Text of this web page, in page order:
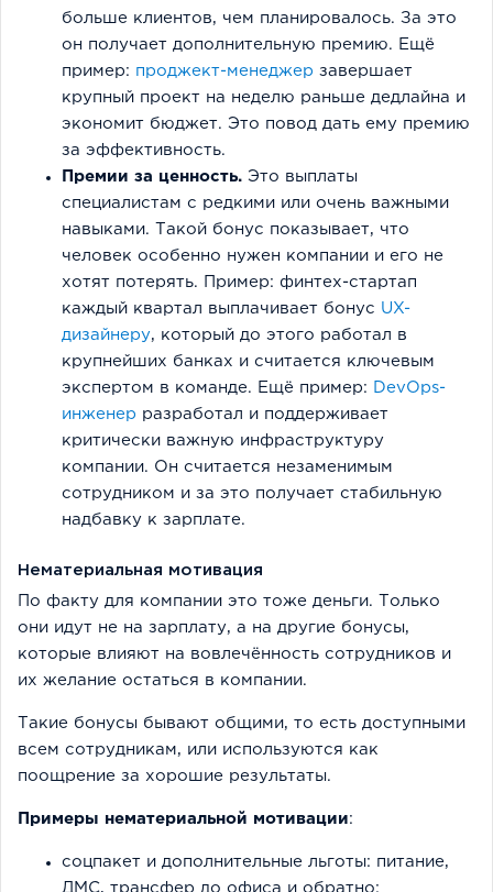
больше клиентов, чем планировалось. За это
он получает дополнительную премию. Ещё
пример: проджект-менеджер завершает
крупный проект на неделю раньше дедлайна и
экономит бюджет. Это повод дать ему премию
за эффективность.
Премии за ценность. Это выплаты
специалистам с редкими или очень важными
навыками. Такой бонус показывает, что
человек особенно нужен компании и его не
хотят потерять. Пример: финтех-стартап
каждый квартал выплачивает бонус UX-
дизайнеру, который до этого работал в
крупнейших банках и считается ключевым
экспертом в команде. Ещё пример:
DevOps-
инженер разработал и поддерживает
критически важную инфраструктуру
компании. Он считается незаменимым
сотрудником и за это получает стабильную
надбавку к зарплате.
Нематериальная мотивация
По факту для компании это тоже деньги. Только
они идут не на зарплату, а на другие бонусы,
которые влияют на вовлечённость сотрудников и
их желание остаться в компании.
Такие бонусы бывают общими, то есть доступными
всем сотрудникам, или используются как
поощрение за хорошие результаты.
Примеры нематериальной мотивации:
соцпакет и дополнительные льготы: питание,
ДМС, трансфер до офиса и обратно;